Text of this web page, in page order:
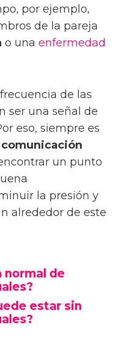
por ejemplo,
de la pareja
o una enfermedad
de las
ser una señal de
eso, siempre es
comunicación
un punto
la presión y
alrededor de este
normal de
estar sin